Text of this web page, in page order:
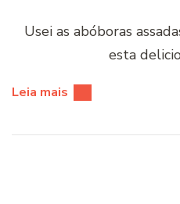
Usei as abóboras
esta
Leia mais